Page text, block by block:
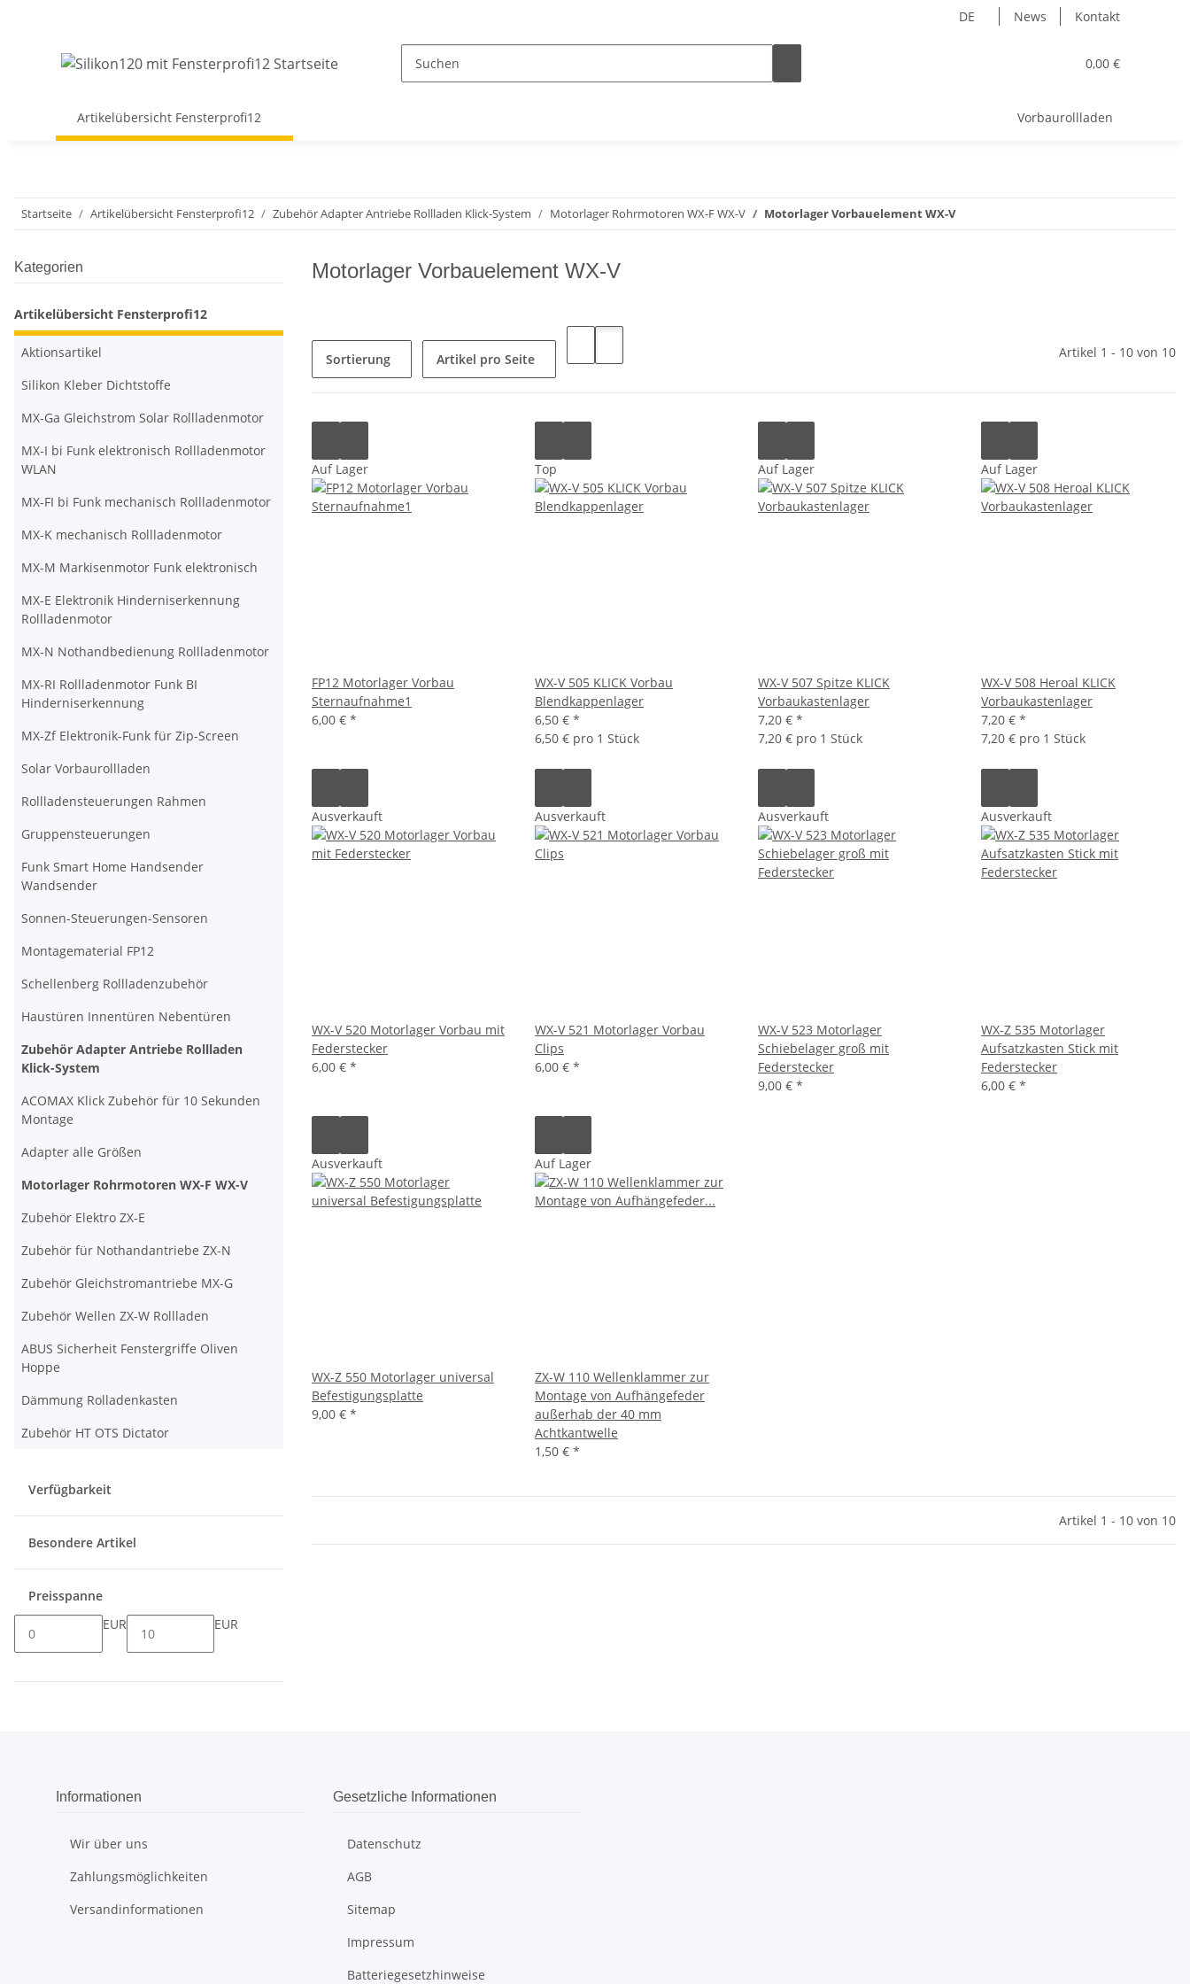
DE News Kontakt
0,00 €
Artikelübersicht Fensterprofi12 Vorbaurollladen
Startseite Artikelübersicht Fensterprofi12 Zubehör Adapter Antriebe Rollladen Klick-System Motorlager Rohrmotoren WX-F WX-V Motorlager Vorbauelement WX-V
Motorlager Vorbauelement WX-V
Sortierung Artikel pro Seite Artikel 1 - 10 von 10
Auf Lager
FP12 Motorlager Vorbau
Sternaufnahme1
6,00 € *
Top
WX-V 505 KLICK Vorbau
Blendkappenlager
6,50 € *
6,50 € pro 1 Stück
Auf Lager
WX-V 507 Spitze KLICK
Vorbaukastenlager
7,20 € *
7,20 € pro 1 Stück
Auf Lager
WX-V 508 Heroal KLICK
Vorbaukastenlager
7,20 € *
7,20 € pro 1 Stück
Ausverkauft
WX-V 520 Motorlager Vorbau mit
Federstecker
6,00 € *
Ausverkauft
WX-V 521 Motorlager Vorbau
Clips
6,00 € *
Ausverkauft
WX-V 523 Motorlager
Schiebelager groß mit
Federstecker
9,00 € *
Ausverkauft
WX-Z 535 Motorlager
Aufsatzkasten Stick mit
Federstecker
6,00 € *
Ausverkauft
WX-Z 550 Motorlager universal
Befestigungsplatte
9,00 € *
Auf Lager
ZX-W 110 Wellenklammer zur
Montage von Aufhängefeder
außerhab der 40 mm
Achtkantwelle
1,50 € *
Artikel 1 - 10 von 10
Kategorien
Artikelübersicht Fensterprofi12
Aktionsartikel
Silikon Kleber Dichtstoffe
MX-Ga Gleichstrom Solar Rollladenmotor
MX-I bi Funk elektronisch Rollladenmotor
WLAN
MX-FI bi Funk mechanisch Rollladenmotor
MX-K mechanisch Rollladenmotor
MX-M Markisenmotor Funk elektronisch
MX-E Elektronik Hinderniserkennung
Rollladenmotor
MX-N Nothandbedienung Rollladenmotor
MX-RI Rollladenmotor Funk BI
Hinderniserkennung
MX-Zf Elektronik-Funk für Zip-Screen
Solar Vorbaurollladen
Rollladensteuerungen Rahmen
Gruppensteuerungen
Funk Smart Home Handsender
Wandsender
Sonnen-Steuerungen-Sensoren
Montagematerial FP12
Schellenberg Rollladenzubehör
Haustüren Innentüren Nebentüren
Zubehör Adapter Antriebe Rollladen
Klick-System
ACOMAX Klick Zubehör für 10 Sekunden
Montage
Adapter alle Größen
Motorlager Rohrmotoren WX-F WX-V
Zubehör Elektro ZX-E
Zubehör für Nothandantriebe ZX-N
Zubehör Gleichstromantriebe MX-G
Zubehör Wellen ZX-W Rollladen
ABUS Sicherheit Fenstergriffe Oliven
Hoppe
Dämmung Rolladenkasten
Zubehör HT OTS Dictator
Verfügbarkeit
Besondere Artikel
Preisspanne
EUR
EUR
Informationen
Wir über uns
Zahlungsmöglichkeiten
Versandinformationen
Gesetzliche Informationen
Datenschutz
AGB
Sitemap
Impressum
Batteriegesetzhinweise